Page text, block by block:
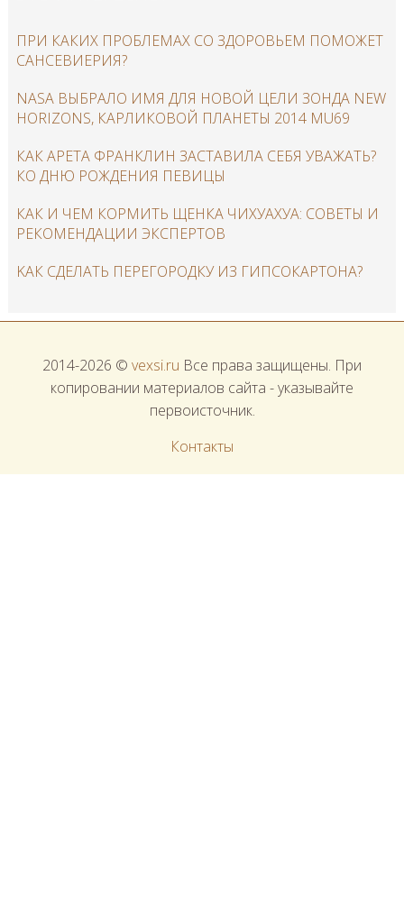
ПРИ КАКИХ ПРОБЛЕМАХ СО ЗДОРОВЬЕМ ПОМОЖЕТ
САНСЕВИЕРИЯ?
NASA ВЫБРАЛО ИМЯ ДЛЯ НОВОЙ ЦЕЛИ ЗОНДА NEW
HORIZONS, КАРЛИКОВОЙ ПЛАНЕТЫ 2014 MU69
КАК АРЕТА ФРАНКЛИН ЗАСТАВИЛА СЕБЯ УВАЖАТЬ?
КО ДНЮ РОЖДЕНИЯ ПЕВИЦЫ
КАК И ЧЕМ КОРМИТЬ ЩЕНКА ЧИХУАХУА: СОВЕТЫ И
РЕКОМЕНДАЦИИ ЭКСПЕРТОВ
KАК СДЕЛАТЬ ПЕРЕГОРОДКУ ИЗ ГИПСОКАРТОНА?
2014-2026 © vexsi.ru Все права защищены. При
копировании материалов сайта - указывайте
первоисточник.
Контакты